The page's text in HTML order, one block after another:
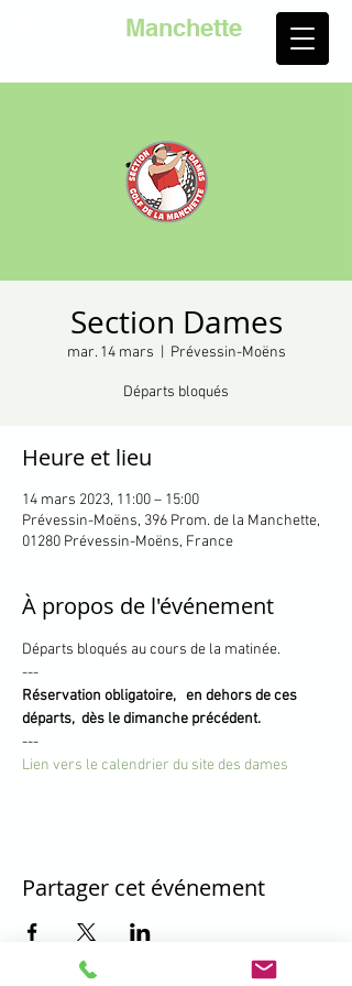
Manchette
Section Dames
mar. 14 mars Prévessin-Moëns
Départs bloqués
Heure et lieu
14 mars 2023, 11:00 – 15:00
Prévessin-Moëns, 396 Prom. de la Manchette,
01280 Prévessin-Moëns, France
À propos de l'événement
Départs bloqués au cours de la matinée.
---
Réservation obligatoire,   en dehors de ces
départs,  dès le dimanche précédent.
---
Lien vers le calendrier du site des dames
Partager cet événement